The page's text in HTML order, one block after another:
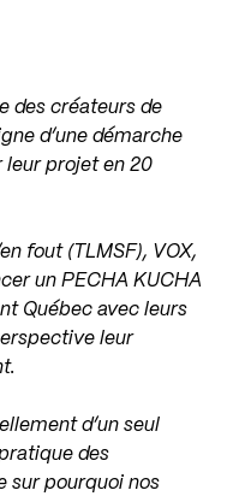
des créateurs de
d’une démarche
leur projet en 20
fout (TLMSF), VOX,
un PECHA KUCHA
Québec avec leurs
leur
d’un seul
des
sur pourquoi nos